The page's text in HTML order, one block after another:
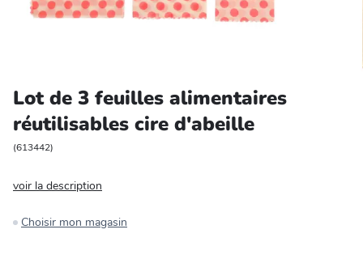
Entretien et rangement
Animalerie
Bricolage et auto
Jardin et plein air
Lot de 3 feuilles alimentaires
réutilisables cire d'abeille
(613442)
voir la description
Choisir mon magasin